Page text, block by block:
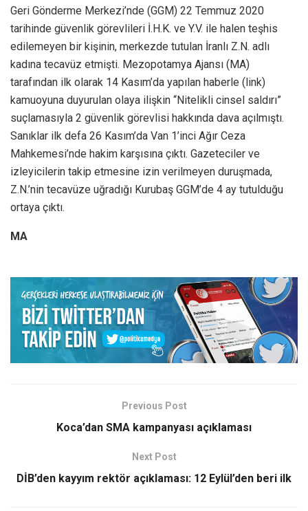
Geri Gönderme Merkezi’nde (GGM) 22 Temmuz 2020
tarihinde güvenlik görevlileri İ.H.K. ve Y.V. ile halen teşhis
edilemeyen bir kişinin, merkezde tutulan İranlı Z.N. adlı
kadına tecavüz etmişti. Mezopotamya Ajansı (MA)
tarafından ilk olarak 14 Kasım’da yapılan haberle (link)
kamuoyuna duyurulan olaya ilişkin “Nitelikli cinsel saldırı”
suçlamasıyla 2 güvenlik görevlisi hakkında dava açılmıştı.
Sanıklar ilk defa 26 Kasım’da Van 1’inci Ağır Ceza
Mahkemesi’nde hakim karşısına çıktı. Gazeteciler ve
izleyicilerin takip etmesine izin verilmeyen duruşmada,
Z.N.’nin tecavüze uğradığı Kurubaş GGM’de 4 ay tutulduğu
ortaya çıktı.
MA
Previous Post
Koca’dan SMA kampanyası açıklaması
Next Post
DİB’den kayyım rektör açıklaması: 12 Eylül’den beri ilk